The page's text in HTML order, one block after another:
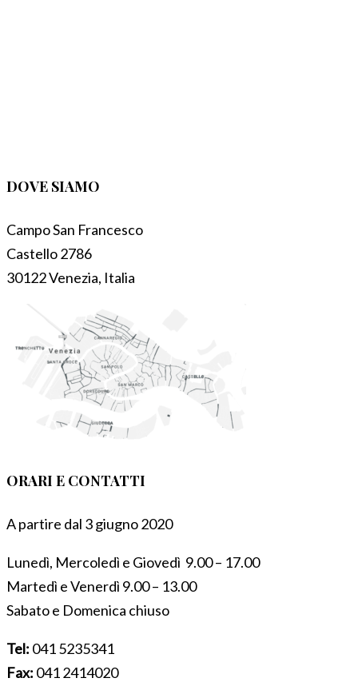
DOVE SIAMO
Campo San Francesco
Castello 2786
30122 Venezia, Italia
ORARI E CONTATTI
A partire dal 3 giugno 2020
Lunedì, Mercoledì e Giovedì 9.00 – 17.00
Martedì e Venerdì 9.00 – 13.00
Sabato e Domenica chiuso
Tel: 041 5235341
Fax: 041 2414020